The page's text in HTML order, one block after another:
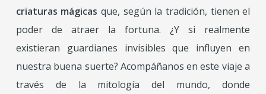
criaturas mágicas que, según la tradición, tienen el
poder de atraer la fortuna. ¿Y si realmente
existieran guardianes invisibles que influyen en
nuestra buena suerte? Acompáñanos en este viaje a
través de la mitología del mundo, donde